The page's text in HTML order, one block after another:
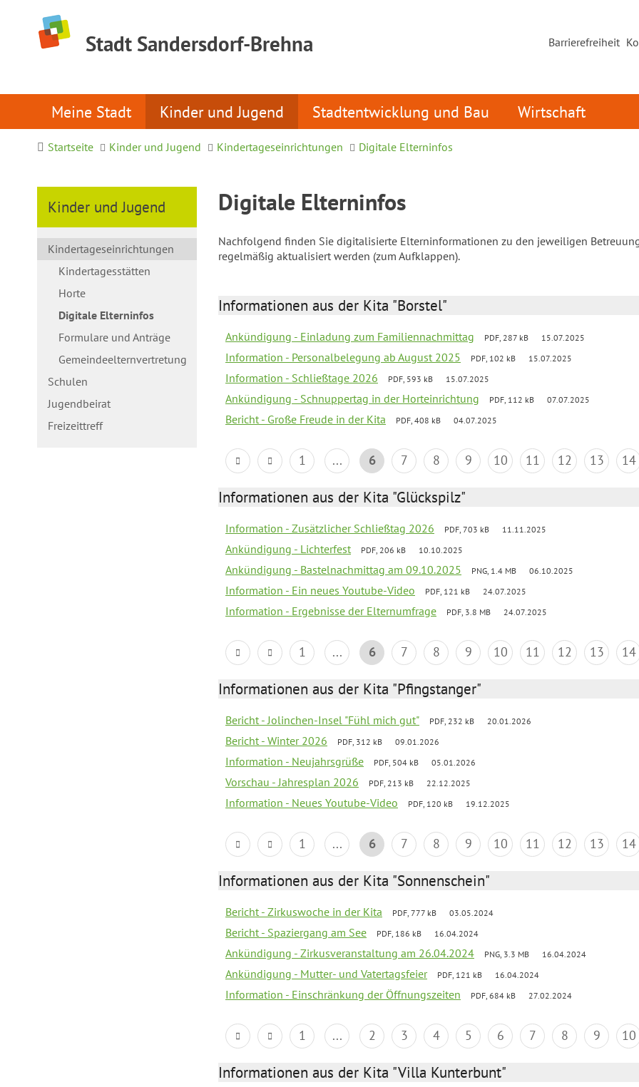
Stadt Sandersdorf-Brehna Barrierefreiheit
Meine Stadt Kinder und Jugend Stadtentwicklung und Bau Wirtschaft
Startseite Kinder und Jugend Kindertageseinrichtungen Digitale Elterninfos
Kinder und Jugend
Kindertageseinrichtungen
Kindertagesstätten
Horte
Digitale Elterninfos
Formulare und Anträge
Gemeindeelternvertretung
Schulen
Jugendbeirat
Freizeittreff
Digitale Elterninfos
Nachfolgend finden Sie digitalisierte Elterninformationen zu den jeweiligen
regelmäßig aktualisiert werden (zum Aufklappen).
Informationen aus der Kita "Borstel"
Ankündigung - Einladung zum Familiennachmittag PDF, 287 kB 15.07.2025
Information - Personalbelegung ab August 2025 PDF, 102 kB 15.07.2025
Information - Schließtage 2026 PDF, 593 kB 15.07.2025
Ankündigung - Schnuppertag in der Horteinrichtung PDF, 112 kB 07.07.2025
Bericht - Große Freude in der Kita PDF, 408 kB 04.07.2025
1 ... 6 7 8 9 10 11 12 13 14
Informationen aus der Kita "Glückspilz"
Information - Zusätzlicher Schließtag 2026 PDF, 703 kB 11.11.2025
Ankündigung - Lichterfest PDF, 206 kB 10.10.2025
Ankündigung - Bastelnachmittag am 09.10.2025 PNG, 1.4 MB 06.10.2025
Information - Ein neues Youtube-Video PDF, 121 kB 24.07.2025
Information - Ergebnisse der Elternumfrage PDF, 3.8 MB 24.07.2025
1 ... 6 7 8 9 10 11 12 13 14
Informationen aus der Kita "Pfingstanger"
Bericht - Jolinchen-Insel "Fühl mich gut" PDF, 232 kB 20.01.2026
Bericht - Winter 2026 PDF, 312 kB 09.01.2026
Information - Neujahrsgrüße PDF, 504 kB 05.01.2026
Vorschau - Jahresplan 2026 PDF, 213 kB 22.12.2025
Information - Neues Youtube-Video PDF, 120 kB 19.12.2025
1 ... 6 7 8 9 10 11 12 13 14
Informationen aus der Kita "Sonnenschein"
Bericht - Zirkuswoche in der Kita PDF, 777 kB 03.05.2024
Bericht - Spaziergang am See PDF, 186 kB 16.04.2024
Ankündigung - Zirkusveranstaltung am 26.04.2024 PNG, 3.3 MB 16.04.2024
Ankündigung - Mutter- und Vatertagsfeier PDF, 121 kB 16.04.2024
Information - Einschränkung der Öffnungszeiten PDF, 684 kB 27.02.2024
1 ... 2 3 4 5 6 7 8 9 10
Informationen aus der Kita "Villa Kunterbunt"